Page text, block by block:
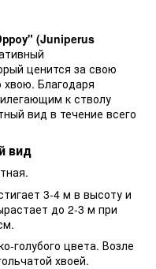
(Juniperus
ценится за свою
Благодаря
к стволу
вид в течение всего
вид
3-4 м в высоту и
до 2-3 м при
голубого цвета. Возле
хвоей.